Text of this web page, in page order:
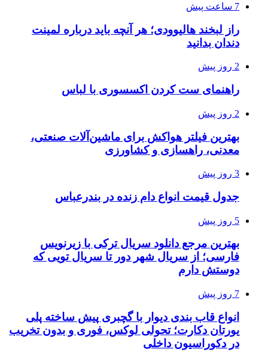
7 ساعت پیش
راز لبخند هالیوودی؛ هر آنچه باید درباره لمینت
دندان بدانید
2 روز پیش
راهنمای ست کردن اکسسوری با لباس
2 روز پیش
بهترین فیلتر هواکش برای ماشین‌آلات صنعتی،
معدنی، راهسازی و کشاورزی
3 روز پیش
جدول قیمت انواع دام زنده در بندرعباس
5 روز پیش
بهترین مرجع دانلود سریال ترکی با زیرنویس
فارسی؛ از سریال شهر دور تا سریال تویی که
دوستش دارم
7 روز پیش
انواع قاب بندی دیوار با گچبری پیش ساخته پلی
یورتان دکارت؛ تحولی لوکس، فوری و بدون تخریب
در دکوراسیون داخلی